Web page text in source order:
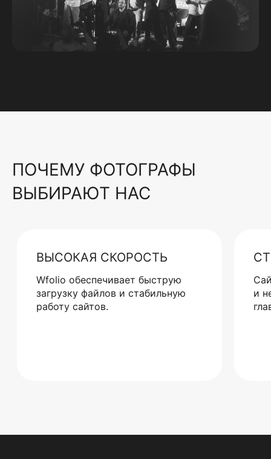
ПОЧЕМУ ФОТОГРАФЫ
ВЫБИРАЮТ НАС
ВЫСОКАЯ СКОРОСТЬ
Wfolio обеспечивает быструю
загрузку файлов и стабильную
работу сайтов.
и